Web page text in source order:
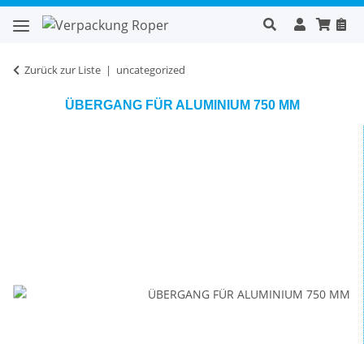
Zurück zur Liste uncategorized
ÜBERGANG FÜR ALUMINIUM 750 MM